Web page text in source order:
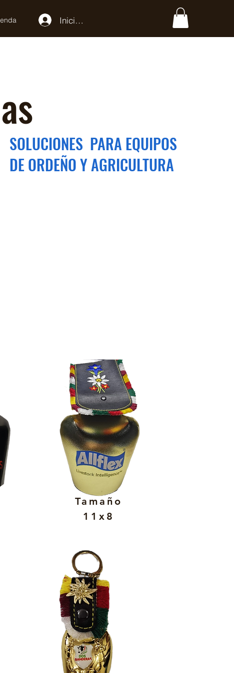
Iniciar sesión
SOLUCIONES PARA EQUIPOS
DE ORDEÑO Y AGRICULTURA
Tamaño
11x8